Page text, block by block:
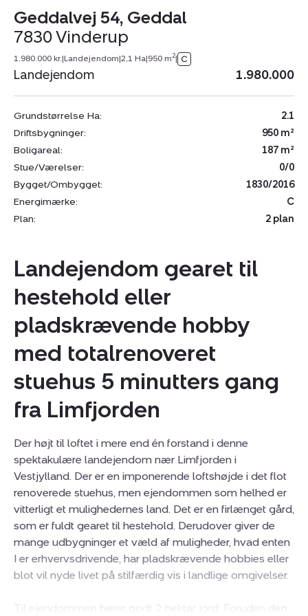
Geddalvej 54, Geddal
7830 Vinderup
1.980.000 kr.|Landejendom|2,1 Ha|950 m2|
Landejendom 1.980.000
Grundstørrelse Ha:
2.1
Driftsbygninger:
950 m²
Boligareal:
187 m²
Stue/Værelser:
0/0
Bygget/Ombygget:
1830/2016
Energimærke:
C
Plan:
2 plan
Landejendom gearet til
hestehold eller
pladskrævende hobby
med totalrenoveret
stuehus 5 minutters gang
fra Limfjorden
Der højt til loftet i mere end én forstand i denne
spektakulære landejendom nær Limfjorden i
Vestjylland. Der er en imponerende loftshøjde i det flot
renoverede stuehus, men ejendommen som helhed er
vitterligt et mulighedernes land. Det er en firlænget gård,
som er fuldt gearet til hestehold. Derudover giver de
mange udbygninger et væld af muligheder, hvad enten
I er erhvervsdrivende, har pladskrævende hobbies eller
blot vil nyde livet på stilfærdig vis i landlige omgivelser.
Til ejendommen hører godt 2 hektar jord. Foruden den